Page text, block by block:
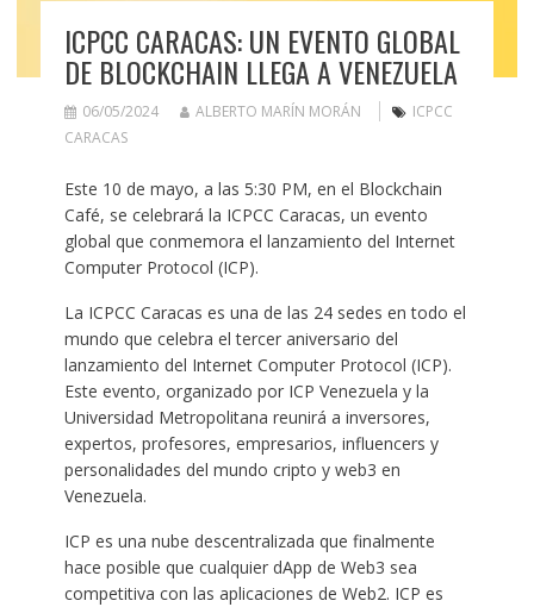
ICPCC CARACAS: UN EVENTO GLOBAL
DE BLOCKCHAIN LLEGA A VENEZUELA
06/05/2024 ALBERTO MARÍN MORÁN
ICPCC
CARACAS
Este 10 de mayo, a las 5:30 PM, en el Blockchain
Café, se celebrará la ICPCC Caracas, un evento
global que conmemora el lanzamiento del Internet
Computer Protocol (ICP).
La ICPCC Caracas es una de las 24 sedes en todo el
mundo que celebra el tercer aniversario del
lanzamiento del Internet Computer Protocol (ICP).
Este evento, organizado por ICP Venezuela y la
Universidad Metropolitana reunirá a inversores,
expertos, profesores, empresarios, influencers y
personalidades del mundo cripto y web3 en
Venezuela.
ICP es una nube descentralizada que finalmente
hace posible que cualquier dApp de Web3 sea
competitiva con las aplicaciones de Web2. ICP es